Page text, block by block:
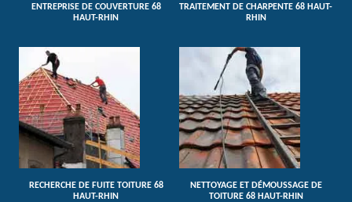
ENTREPRISE DE COUVERTURE 68
HAUT-RHIN
TRAITEMENT DE CHARPENTE 68 HAUT-
RHIN
RECHERCHE DE FUITE TOITURE 68
HAUT-RHIN
NETTOYAGE ET DÉMOUSSAGE DE
TOITURE 68 HAUT-RHIN